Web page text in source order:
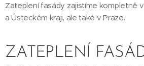
Zateplení fasády zajistíme kompletně
a Ústeckém kraji, ale také v Praze.
ZATEPLENÍ